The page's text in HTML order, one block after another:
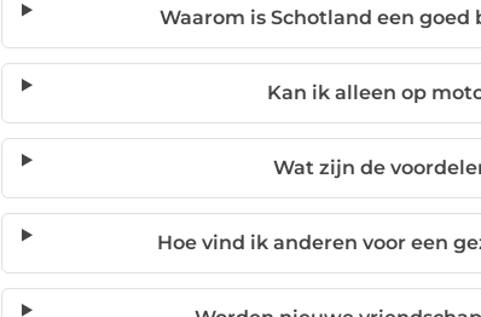
Waarom is Schotland een
Kan ik alleen op
Wat zijn de
Hoe vind ik anderen voor een